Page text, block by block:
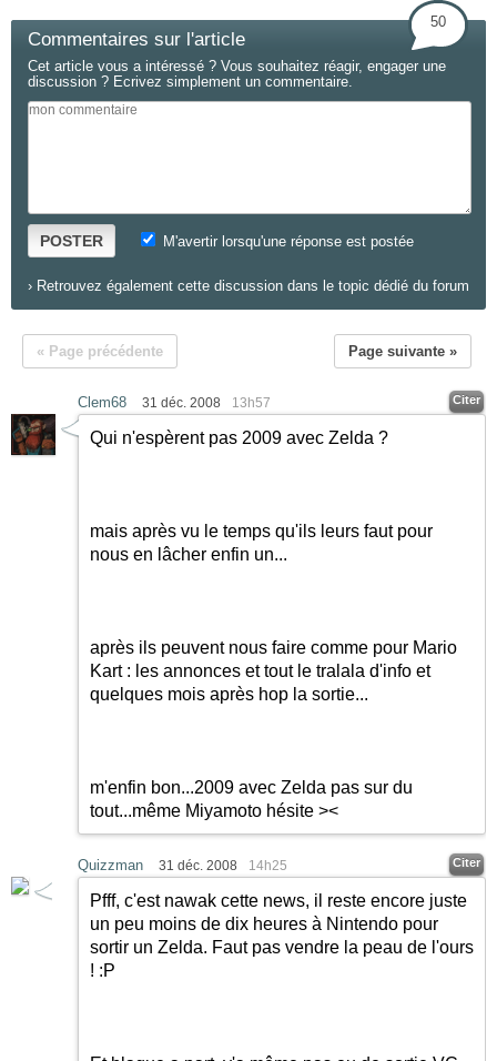
Commentaires sur l'article
50
Cet article vous a intéressé ? Vous souhaitez réagir, engager une
discussion ? Ecrivez simplement un commentaire.
POSTER M'avertir lorsqu'une réponse est postée
› Retrouvez également cette discussion dans le topic dédié du forum
« Page précédente Page suivante »
Clem68 31 déc. 2008 13h57 Citer
Qui n'espèrent pas 2009 avec Zelda ?
mais après vu le temps qu'ils leurs faut pour
nous en lâcher enfin un...
après ils peuvent nous faire comme pour Mario
Kart : les annonces et tout le tralala d'info et
quelques mois après hop la sortie...
m'enfin bon...2009 avec Zelda pas sur du
tout...même Miyamoto hésite ><
Quizzman 31 déc. 2008 14h25 Citer
Pfff, c'est nawak cette news, il reste encore juste
un peu moins de dix heures à Nintendo pour
sortir un Zelda. Faut pas vendre la peau de l'ours
! :P